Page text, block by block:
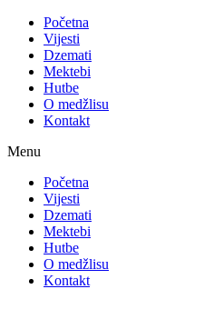
Početna
Vijesti
Dzemati
Mektebi
Hutbe
O medžlisu
Kontakt
Menu
Početna
Vijesti
Dzemati
Mektebi
Hutbe
O medžlisu
Kontakt